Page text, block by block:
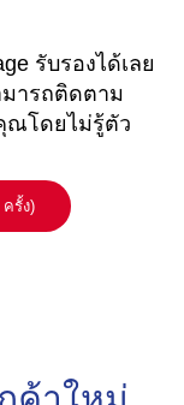
รับรองได้เลย
ารถติดตาม
ณโดยไม่รู้ตัว
ครั้ง)